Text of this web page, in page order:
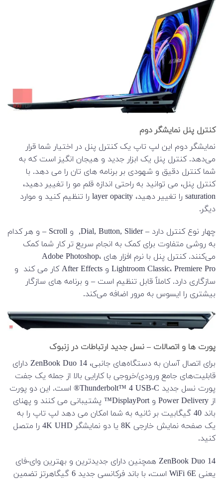
کنترل پنل نمایشگر دوم
نمایشگر دوم این لپ تاپ یک کنترل پنل در اختیار شما قرار
می‌دهد. کنترل پنل یک ابزار جدید و هیجان انگیز است که به
شما کنترل دقیق و شهودی بر برنامه های تان را می دهد. با
کنترل پنل، می توانید به راحتی اندازه قلم مو را تغییر دهید،
saturation را تغییر دهید، layer opacity را تنظیم کنید و موارد
دیگر.
چهار نوع کنترل دارد – Dial, Button, Slider, و Scroll – و هر کدام
به روشی متفاوت برای کمک به انجام سریع تر کار شما کمک
می‌کنند. کنترل پنل با نرم افزار های Adobe Photoshop،
Lightroom Classic، Premiere Pro و After Effects کار می کند و
سازگاری دارد. کاملاً قابل تنظیم است – و برنامه های سازگار
بیشتری را ایسوس به مرور اضافه می‌کند.
پورت ها و اتصالات – نسل جدید ارتباطات در زنبوک
برای اتصال آسان به دستگاه‌های جانبی، ZenBook Duo 14 دارای
قابلیت‌های جامع ورودی/خروجی با کارایی بالا از جمله یک جفت
پورت نسل جدید Thunderbolt™ 4 USB-C® است. این دو پورت
از Power Delivery و DisplayPort™ پشتیبانی می کنند و پهنای
باند 40 گیگابیت بر ثانیه به شما امکان می دهد لپ تاپ را به
یک صفحه نمایش خارجی 8K یا دو نمایشگر 4K UHD را متصل
کنید.
ZenBook Duo 14 همچنین دارای جدیدترین و بهترین وای-فای
یعنی WiFi 6E است، با باند فرکانسی جدید 6 گیگاهرتز تضمین